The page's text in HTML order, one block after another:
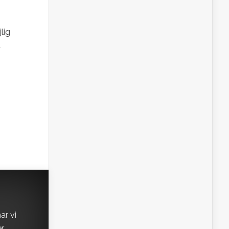
vi